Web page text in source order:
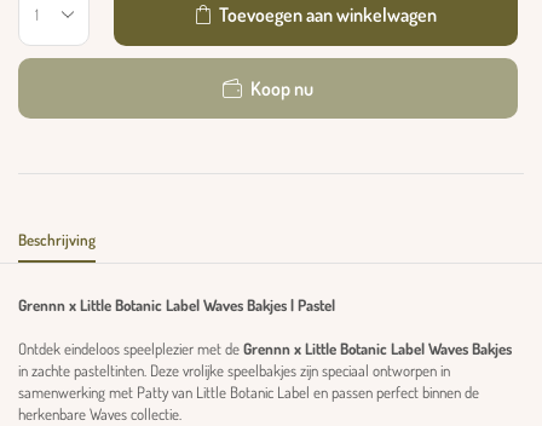
Toevoegen aan winkelwagen
Koop nu
Beschrijving
Grennn x Little Botanic Label Waves Bakjes | Pastel
Ontdek eindeloos speelplezier met deGrennn x Little Botanic Label Waves Bakjes
in zachte pasteltinten. Deze vrolijke speelbakjes zijn speciaal ontworpen in
samenwerking met Patty van Little Botanic Label en passen perfect binnen de
herkenbare Waves collectie.